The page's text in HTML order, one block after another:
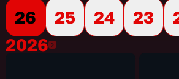
26
25 24 23
20262026